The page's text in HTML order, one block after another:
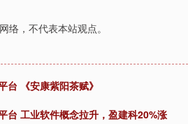
络，不代表本站观点。
台 《安康紫阳茶赋》
台 工业软件概念拉升，盈建科20%涨